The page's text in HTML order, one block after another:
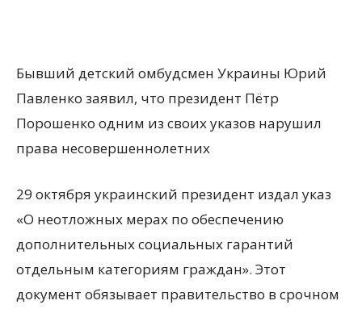
Бывший детский омбудсмен Украины Юрий
Павленко заявил, что президент Пётр
Порошенко одним из своих указов нарушил
права несовершеннолетних
29 октября украинский президент издал указ
«О неотложных мерах по обеспечению
дополнительных социальных гарантий
отдельным категориям граждан». Этот
документ обязывает правительство в срочном